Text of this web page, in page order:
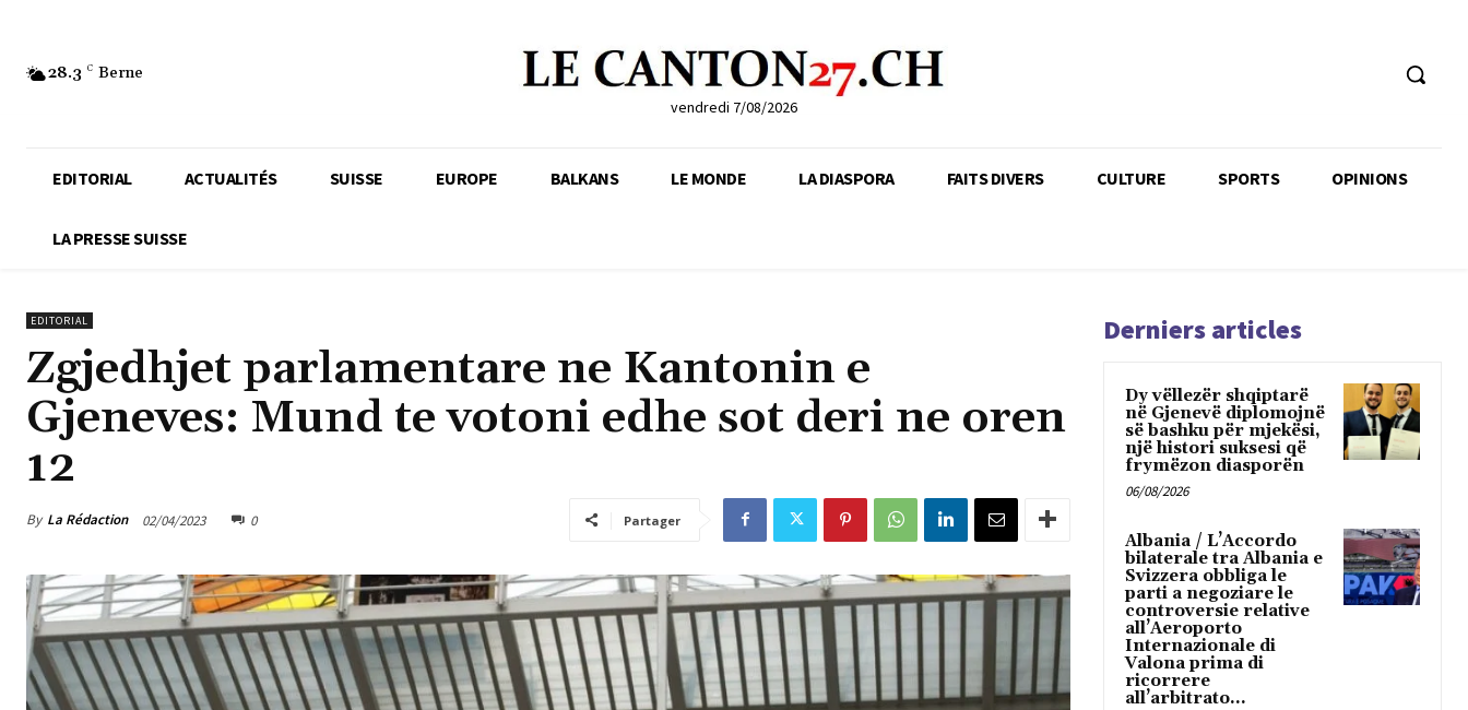
28.3 C Berne
vendredi 7/08/2026
EDITORIAL ACTUALITÉS SUISSE EUROPE BALKANS LE MONDE LA DIASPORA FAITS DIVERS CULTURE SPORTS OPINIONS
LA PRESSE SUISSE
EDITORIAL
Zgjedhjet parlamentare ne Kantonin e
Gjeneves: Mund te votoni edhe sot deri ne oren
12
By La Rédaction 02/04/2023 0 Partager
Derniers articles
Dy vëllezër shqiptarë
në Gjenevë diplomojnë
së bashku për mjekësi,
një histori suksesi që
frymëzon diasporën
06/08/2026
Albania / L’Accordo
bilaterale tra Albania e
Svizzera obbliga le
parti a negoziare le
controversie relative
all’Aeroporto
Internazionale di
Valona prima di
ricorrere
all’arbitrato...